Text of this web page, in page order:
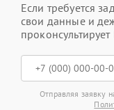
Если требуется
свои данные и
проконсультирует
Отправляя заявку